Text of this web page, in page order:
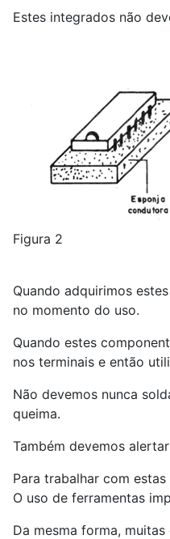
Estes integrados não
Figura 2
Quando adquirimos
no momento do uso.
Quando estes
nos terminais e então
Não devemos nunca
queima.
Também devemos
Para trabalhar com
O uso de ferramentas
Da mesma forma,